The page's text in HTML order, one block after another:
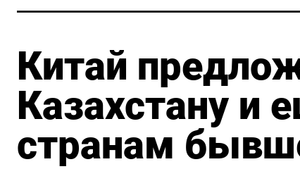
Китай
Казахстану и
странам